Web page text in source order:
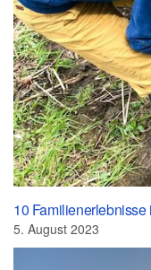
10
5. August 2023